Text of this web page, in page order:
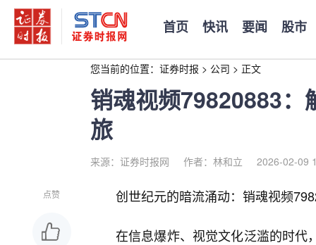
首页 快讯 要闻 股市
您当前的位置： 证券时报 > 公司 > 正文
销魂视频79820883：
旅
来源：证券时报网 作者：林和立 2026-02-09
点赞 创世纪元的暗流涌动：销魂视频
在信息爆炸、视觉文化泛滥的时代